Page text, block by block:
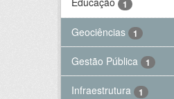
1
Geociências 1
Gestão Pública 1
Infraestrutura 1